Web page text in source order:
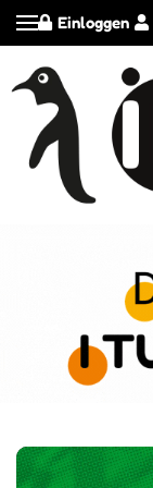
Einloggen